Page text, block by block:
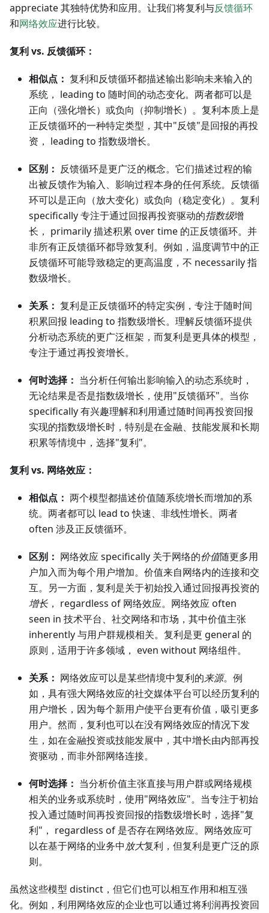
appreciate 其独特优势和应用。让我们将复利与反馈循环
和网络效应进行比较。
复利 vs. 反馈循环：
相似点： 复利和反馈循环都描述输出影响未来输入的
系统， leading to 随时间的动态变化。两者都可以是
正向（强化增长）或负向（抑制增长）。复利本质上是
正反馈循环的一种特定类型，其中"反馈"是回报的再投
资， leading to 指数级增长。
区别： 反馈循环是更广泛的概念。它们描述过程的输
出被反馈作为输入、影响过程本身的任何系统。反馈循
环可以是正向（放大变化）或负向（稳定变化）。复利
specifically 专注于通过回报再投资驱动的指数级增
长， primarily 描述积累 over time 的正反馈循环。并
非所有正反馈循环都导致复利。例如，温度调节中的正
反馈循环可能导致稳定的更高温度，不 necessarily 指
数级增长。
关系： 复利是正反馈循环的特定实例，专注于随时间
积累回报 leading to 指数级增长。理解反馈循环提供
分析动态系统的更广泛框架，而复利是更具体的模型，
专注于通过再投资增长。
何时选择： 当分析任何输出影响输入的动态系统时，
无论结果是否是指数级增长，使用"反馈循环"。当你
specifically 有兴趣理解和利用通过随时间再投资回报
实现的指数级增长时，特别是在金融、技能发展和长期
积累等情境中，选择"复利"。
复利 vs. 网络效应：
相似点： 两个模型都描述价值随系统增长而增加的系
统。两者都可以 lead to 快速、非线性增长。两者
often 涉及正反馈循环。
区别： 网络效应 specifically 关于网络的价值随更多用
户加入而为每个用户增加。价值来自网络内的连接和交
互。另一方面，复利是关于初始投入通过回报再投资的
增长， regardless of 网络效应。网络效应 often
seen in 技术平台、社交网络和市场，其中价值主张
inherently 与用户群规模相关。复利是更 general 的
原则，适用于许多领域， even without 网络组件。
关系： 网络效应可以是某些情境中复利的来源。例
如，具有强大网络效应的社交媒体平台可以经历复利的
用户增长，因为每个新用户使平台更有价值，吸引更多
用户。然而，复利也可以在没有网络效应的情况下发
生，如在金融投资或技能发展中，其中增长由内部再投
资驱动，而非外部网络连接。
何时选择： 当分析价值主张直接与用户群或网络规模
相关的业务或系统时，使用"网络效应"。当专注于初始
投入通过随时间再投资回报的指数级增长时，选择"复
利"， regardless of 是否存在网络效应。网络效应可
以在基于网络的业务中放大复利，但复利是更广泛的原
则。
虽然这些模型 distinct，但它们也可以相互作用和相互强
化。例如，利用网络效应的企业也可以通过将利润再投资回